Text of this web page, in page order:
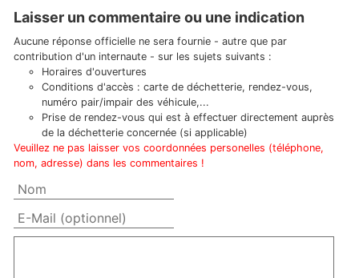
Laisser un commentaire ou une indication
Aucune réponse officielle ne sera fournie - autre que par
contribution d'un internaute - sur les sujets suivants :
Horaires d'ouvertures
Conditions d'accès : carte de déchetterie, rendez-vous,
numéro pair/impair des véhicule,...
Prise de rendez-vous qui est à effectuer directement auprès
de la déchetterie concernée (si applicable)
Veuillez ne pas laisser vos coordonnées personelles (téléphone,
nom, adresse) dans les commentaires !